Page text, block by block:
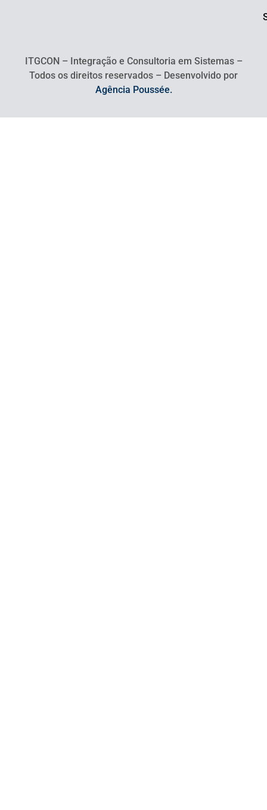
ITGCON – Integração e Consultoria em Sistemas –
Todos os direitos reservados – Desenvolvido por
Agência Poussée.